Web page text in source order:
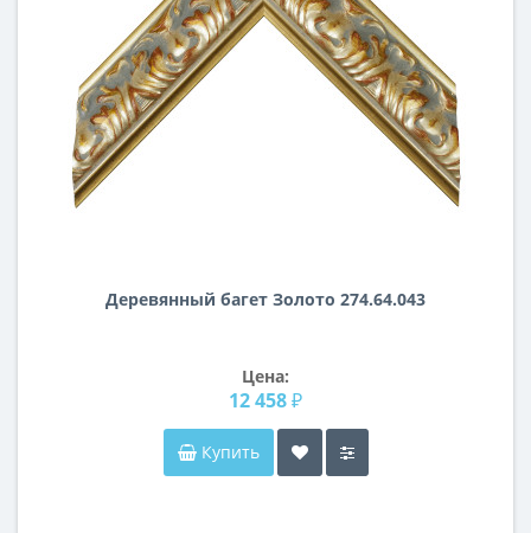
Деревянный багет Золото 274.64.043
Цена:
12 458 ₽
Купить